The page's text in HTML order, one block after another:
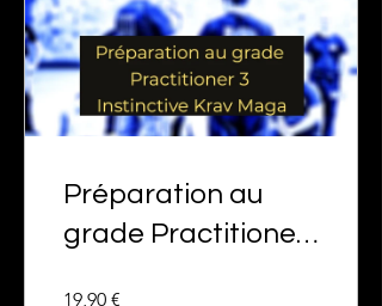
Préparation au
grade Practitioner
19,90 €